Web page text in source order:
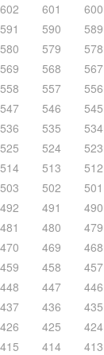
602 601 600
591 590 589
580 579 578
569 568 567
558 557 556
547 546 545
536 535 534
525 524 523
514 513 512
503 502 501
492 491 490
481 480 479
470 469 468
459 458 457
448 447 446
437 436 435
426 425 424
415 414 413